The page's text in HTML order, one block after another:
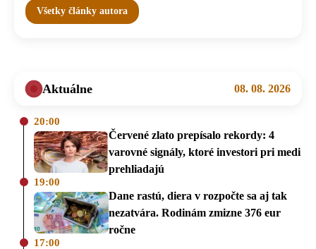
Všetky články autora
Aktuálne 08. 08. 2026
20:00
Červené zlato prepísalo rekordy: 4
varovné signály, ktoré investori pri medi
prehliadajú
19:00
Dane rastú, diera v rozpočte sa aj tak
nezatvára. Rodinám zmizne 376 eur
ročne
17:00